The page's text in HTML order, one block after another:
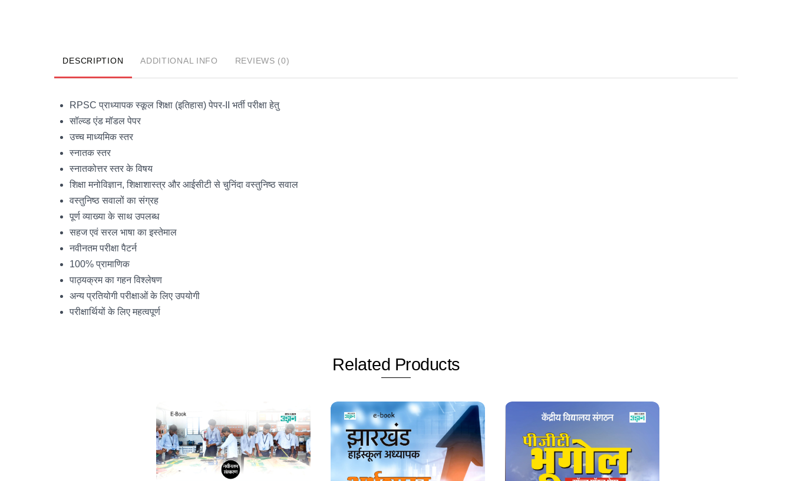
DESCRIPTION ADDITIONAL INFO REVIEWS (0)
RPSC प्राध्यापक स्कूल शिक्षा (इतिहास) पेपर-II भर्ती परीक्षा हेतु
सॉल्व्ड एंड मॉडल पेपर
उच्च माध्यमिक स्तर
स्नातक स्तर
स्नातकोत्तर स्तर के विषय
शिक्षा मनोविज्ञान, शिक्षाशास्त्र और आईसीटी से चुनिंदा वस्तुनिष्ठ सवाल
वस्तुनिष्ठ सवालों का संग्रह
पूर्ण व्याख्या के साथ उपलब्ध
सहज एवं सरल भाषा का इस्तेमाल
नवीनतम परीक्षा पैटर्न
100% प्रामाणिक
पाठ्यक्रम का गहन विश्लेषण
अन्य प्रतियोगी परीक्षाओं के लिए उपयोगी
परीक्षार्थियों के लिए महत्वपूर्ण
Related Products